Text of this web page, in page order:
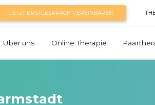
JETZT ERSTGESPRÄCH VEREINBAREN
Über uns Online Therapie